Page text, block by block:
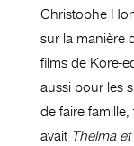
Christophe
sur la manière
films de Kore-
aussi pour les
de faire
avait Thelma